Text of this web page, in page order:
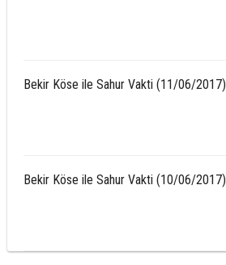
Bekir Köse ile Sahur Vakti (11/06/2017)
Bekir Köse ile Sahur Vakti (10/06/2017)